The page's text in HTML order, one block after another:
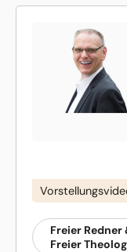
Freier Redner
Freier